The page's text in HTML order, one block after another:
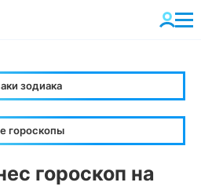
зодиака
гороскоп на
гороскопы